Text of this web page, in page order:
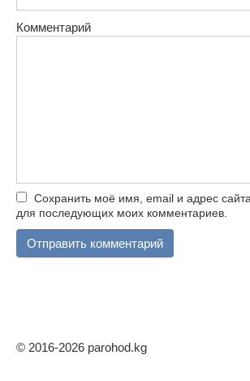
Комментарий
Сохранить моё имя, email и адрес
для последующих моих комментариев.
© 2016-2026 parohod.kg